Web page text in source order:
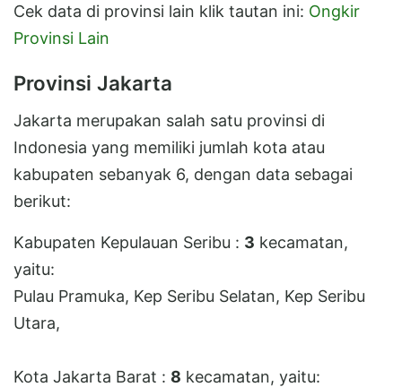
Cek data di provinsi lain klik tautan ini: Ongkir
Provinsi Lain
Provinsi Jakarta
Jakarta merupakan salah satu provinsi di
Indonesia yang memiliki jumlah kota atau
kabupaten sebanyak 6, dengan data sebagai
berikut:
Kabupaten Kepulauan Seribu : 3 kecamatan,
yaitu:
Pulau Pramuka, Kep Seribu Selatan, Kep Seribu
Utara,
Kota Jakarta Barat : 8 kecamatan, yaitu: